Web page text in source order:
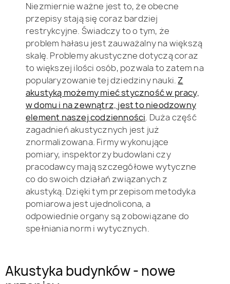
Niezmiernie ważne jest to, że obecne
przepisy stają się coraz bardziej
restrykcyjne. Świadczy to o tym, że
problem hałasu jest zauważalny na większą
skalę. Problemy akustyczne dotyczą coraz
to większej ilości osób, pozwala to zatem na
popularyzowanie tej dziedziny nauki. Z
akustyką możemy mieć styczność w pracy,
w domu i na zewnątrz, jest to nieodzowny
element naszej codzienności. Duża część
zagadnień akustycznych jest już
znormalizowana. Firmy wykonujące
pomiary, inspektorzy budowlani czy
pracodawcy mają szczegółowe wytyczne
co do swoich działań związanych z
akustyką. Dzięki tym przepisom metodyka
pomiarowa jest ujednolicona, a
odpowiednie organy są zobowiązane do
spełniania norm i wytycznych.
Akustyka budynków - nowe